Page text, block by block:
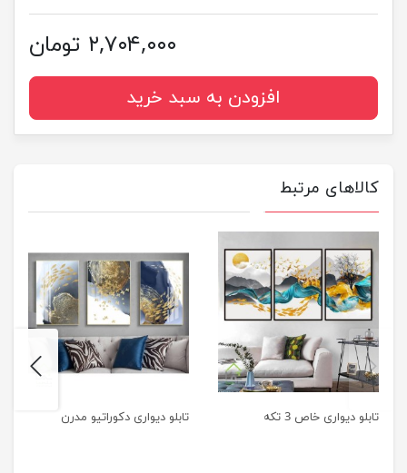
۲,۷۰۴,۰۰۰ تومان
افزودن به سبد خرید
کالاهای مرتبط
تابلو دیواری خاص 3 تکه تابلو دیواری دکوراتیو مدرن
previus